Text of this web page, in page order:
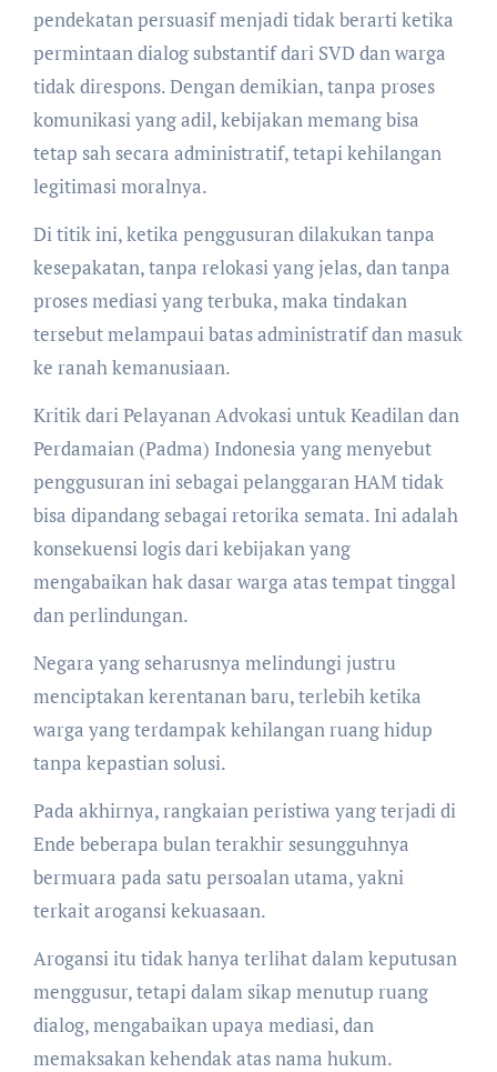
pendekatan persuasif menjadi tidak berarti ketika
permintaan dialog substantif dari SVD dan warga
tidak direspons. Dengan demikian, tanpa proses
komunikasi yang adil, kebijakan memang bisa
tetap sah secara administratif, tetapi kehilangan
legitimasi moralnya.
Di titik ini, ketika penggusuran dilakukan tanpa
kesepakatan, tanpa relokasi yang jelas, dan tanpa
proses mediasi yang terbuka, maka tindakan
tersebut melampaui batas administratif dan masuk
ke ranah kemanusiaan.
Kritik dari Pelayanan Advokasi untuk Keadilan dan
Perdamaian (Padma) Indonesia yang menyebut
penggusuran ini sebagai pelanggaran HAM tidak
bisa dipandang sebagai retorika semata. Ini adalah
konsekuensi logis dari kebijakan yang
mengabaikan hak dasar warga atas tempat tinggal
dan perlindungan.
Negara yang seharusnya melindungi justru
menciptakan kerentanan baru, terlebih ketika
warga yang terdampak kehilangan ruang hidup
tanpa kepastian solusi.
Pada akhirnya, rangkaian peristiwa yang terjadi di
Ende beberapa bulan terakhir sesungguhnya
bermuara pada satu persoalan utama, yakni
terkait arogansi kekuasaan.
Arogansi itu tidak hanya terlihat dalam keputusan
menggusur, tetapi dalam sikap menutup ruang
dialog, mengabaikan upaya mediasi, dan
memaksakan kehendak atas nama hukum.